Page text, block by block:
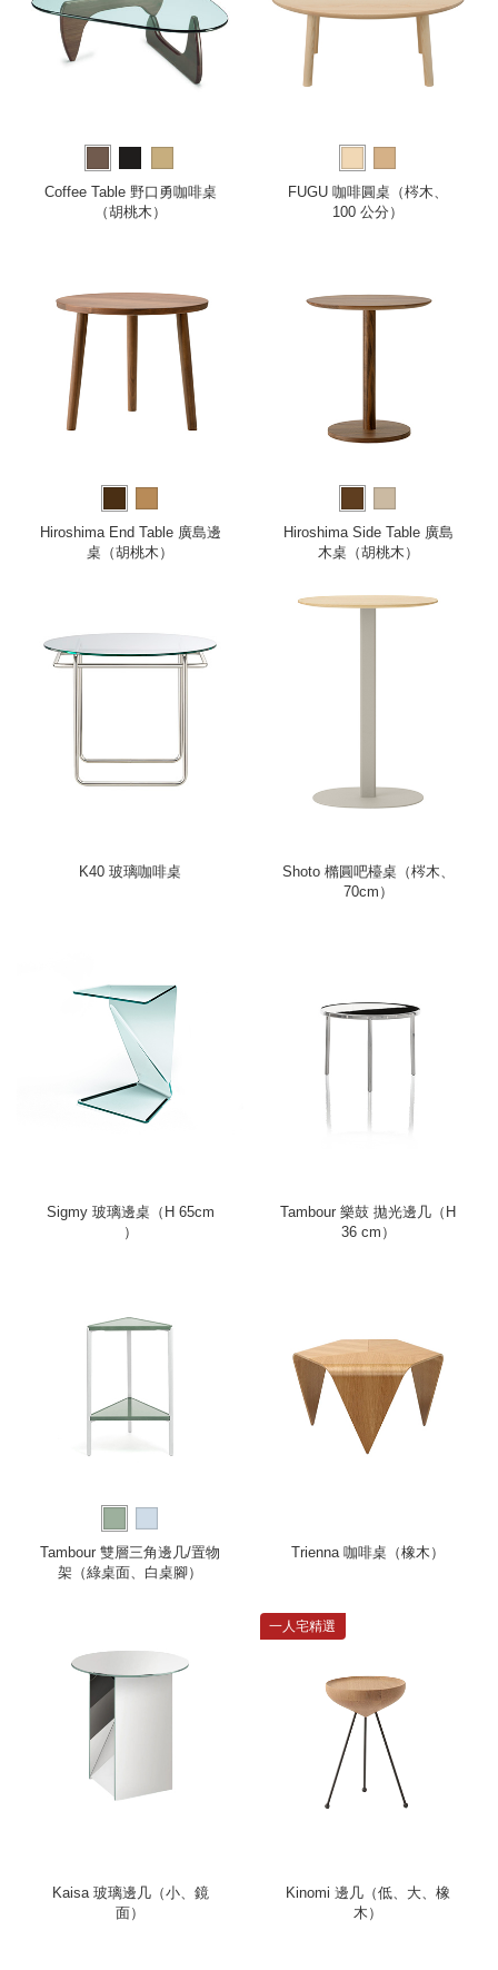
Coffee Table 野口勇咖啡桌
（胡桃木）
FUGU 咖啡圓桌（梣木、
100 公分）
Hiroshima End Table 廣島邊
桌（胡桃木）
Hiroshima Side Table 廣島
木桌（胡桃木）
K40 玻璃咖啡桌
Shoto 橢圓吧檯桌（梣木、
70cm）
Sigmy 玻璃邊桌（H 65cm
）
Tambour 樂鼓 拋光邊几（H
36 cm）
Tambour 雙層三角邊几/置物
架（綠桌面、白桌腳）
Trienna 咖啡桌（橡木）
Kaisa 玻璃邊几（小、鏡
面）
一人宅精選
Kinomi 邊几（低、大、橡
木）